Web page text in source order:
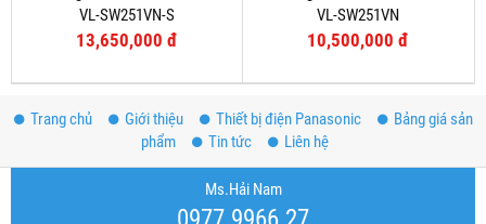
VL-SW251VN-S
13,650,000 đ
VL-SW251VN
10,500,000 đ
Trang chủ Giới thiệu Thiết bị điện Panasonic
Bảng giá sản
phẩm
Tin tức Liên hệ
Ms.Hải Nam